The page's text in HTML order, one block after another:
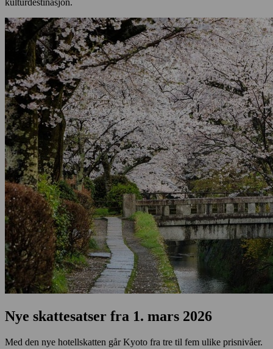
kulturdestinasjon.
Nye skattesatser fra 1. mars 2026
Med den nye hotellskatten går Kyoto fra tre til fem ulike prisnivåer.